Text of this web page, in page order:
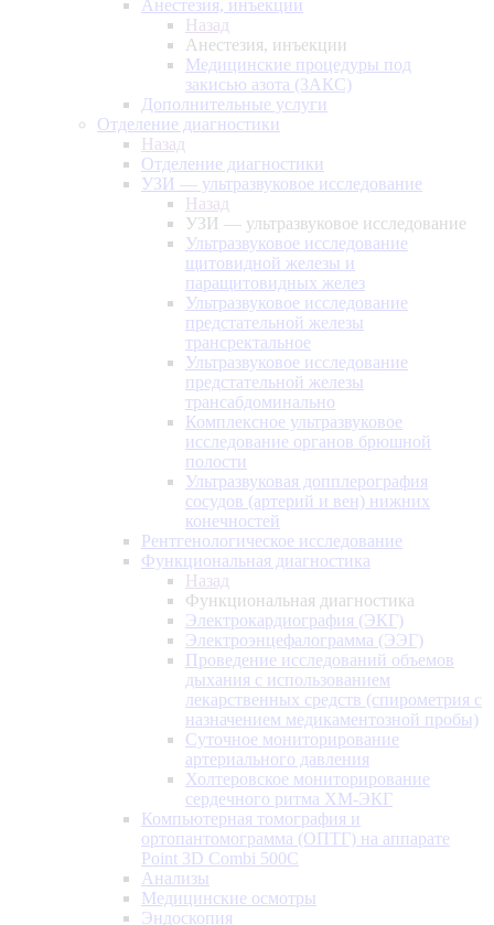
Анестезия, инъекции
Назад
Анестезия, инъекции
Медицинские процедуры под
закисью азота (ЗАКС)
Дополнительные услуги
Отделение диагностики
Назад
Отделение диагностики
УЗИ — ультразвуковое исследование
Назад
УЗИ — ультразвуковое исследование
Ультразвуковое исследование
щитовидной железы и
паращитовидных желез
Ультразвуковое исследование
предстательной железы
трансректальное
Ультразвуковое исследование
предстательной железы
трансабдоминально
Комплексное ультразвуковое
исследование органов брюшной
полости
Ультразвуковая допплерография
сосудов (артерий и вен) нижних
конечностей
Рентгенологическое исследование
Функциональная диагностика
Назад
Функциональная диагностика
Электрокардиография (ЭКГ)
Электроэнцефалограмма (ЭЭГ)
Проведение исследований объемов
дыхания с использованием
лекарственных средств (спирометрия с
назначением медикаментозной пробы)
Суточное мониторирование
артериального давления
Холтеровское мониторирование
сердечного ритма ХМ-ЭКГ
Компьютерная томография и
ортопантомограмма (ОПТГ) на аппарате
Point 3D Combi 500C
Анализы
Медицинские осмотры
Эндоскопия